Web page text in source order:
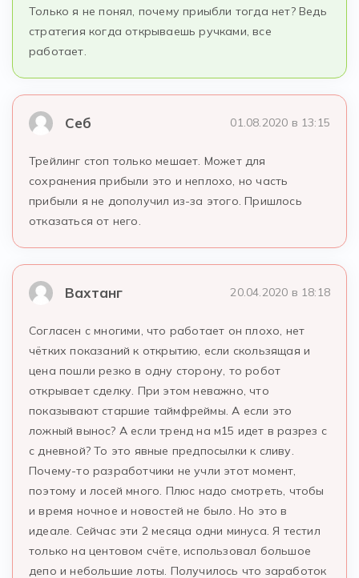
Только я не понял, почему приыбли тогда нет? Ведь
стратегия когда открываешь ручками, все
работает.
Себ 01.08.2020 в 13:15
Трейлинг стоп только мешает. Может для
сохранения прибыли это и неплохо, но часть
прибыли я не дополучил из-за этого. Пришлось
отказаться от него.
Вахтанг 20.04.2020 в 18:18
Согласен с многими, что работает он плохо, нет
чётких показаний к открытию, если скользящая и
цена пошли резко в одну сторону, то робот
открывает сделку. При этом неважно, что
показывают старшие таймфреймы. А если это
ложный вынос? А если тренд на м15 идет в разрез с
с дневной? То это явные предпосылки к сливу.
Почему-то разработчики не учли этот момент,
поэтому и лосей много. Плюс надо смотреть, чтобы
и время ночное и новостей не было. Но это в
идеале. Сейчас эти 2 месяца одни минуса. Я тестил
только на центовом счёте, использовал большое
депо и небольшие лоты. Получилось что заработок